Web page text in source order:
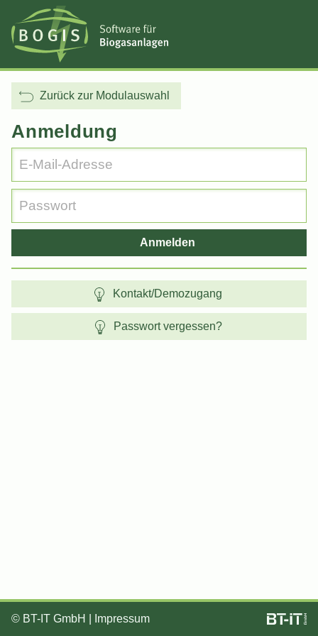
Zurück zur Modulauswahl
Anmeldung
Anmelden
Kontakt/Demozugang
Passwort vergessen?
© BT-IT GmbH Impressum